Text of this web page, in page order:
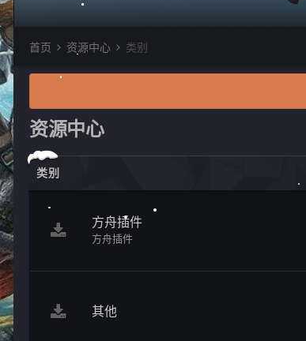
首页 资源中心 类别
资源中心
类别
方舟插件
方舟插件
其他